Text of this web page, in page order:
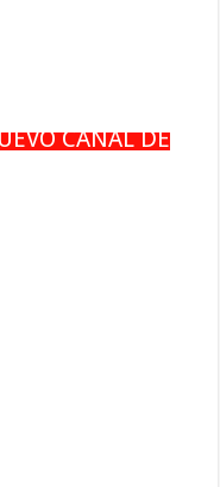
CANAL DE